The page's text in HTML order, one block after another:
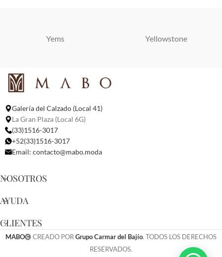
Yems Yellowstone
Galería del Calzado (Local 41)
La Gran Plaza (Local 6G)
(33)1516-3017
+52(33)1516-3017
Email: contacto@mabo.moda
NOSOTROS
AYUDA
CLIENTES
MABO CREADO PORGrupo Carmar del Bajío. TODOS LOS DERECHOS
RESERVADOS.